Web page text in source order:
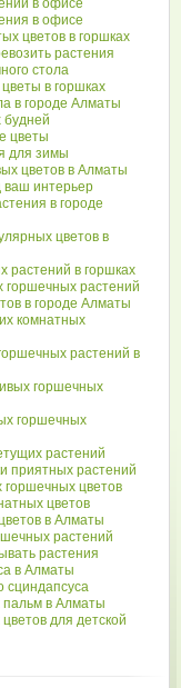
в офисе
в офисе
цветов в горшках
растения
стола
в горшках
в городе Алматы
будней
цветы
для зимы
цветов в Алматы
ваш интерьер
в городе
цветов в
растений в горшках
горшечных растений
в городе Алматы
комнатных
растений в
горшечных
горшечных
растений
приятных растений
горшечных цветов
цветов
в Алматы
растений
растения
в Алматы
сциндапсуса
пальм в Алматы
для детской